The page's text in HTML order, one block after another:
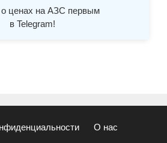
о ценах на АЗС первым
в Telegram!
О нас